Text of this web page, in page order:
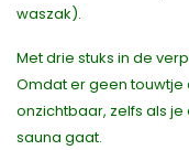
waszak).
Met drie stuks in de
Omdat er geen touwtje
onzichtbaar, zelfs als
sauna gaat.